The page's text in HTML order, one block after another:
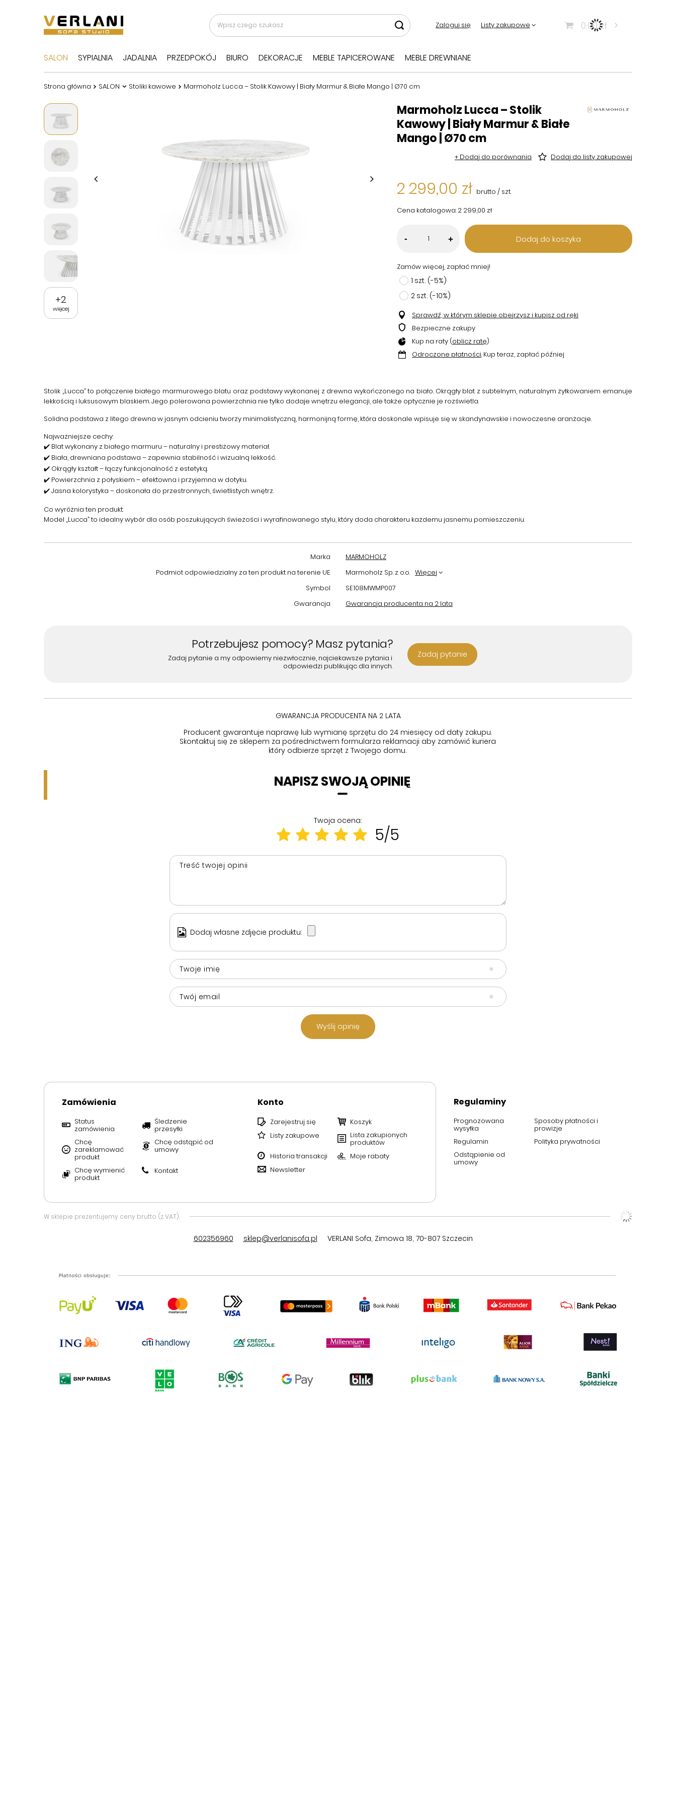
Zaloguj się Listy zakupowe 0,00 zł
SALON SYPIALNIA JADALNIA PRZEDPOKÓJ BIURO DEKORACJE MEBLE TAPICEROWANE MEBLE DREWNIANE
Strona główna SALON Stoliki kawowe Marmoholz Lucca – Stolik Kawowy | Biały Marmur & Białe Mango | Ø70 cm
+2
więcej
Marmoholz Lucca – Stolik
Kawowy | Biały Marmur & Białe
Mango | Ø70 cm
+ Dodaj do porównania Dodaj do listy zakupowej
2 299,00 zł brutto / szt.
Cena katalogowa: 2 299,00 zł
- + Dodaj do koszyka
Zamów więcej, zapłać mniej!
1 szt. (-5%)
2 szt. (-10%)
Sprawdź, w którym sklepie obejrzysz i kupisz od ręki
Bezpieczne zakupy
Kup na raty (oblicz ratę)
Odroczone płatności. Kup teraz, zapłać później
Stolik „Lucca” to połączenie białego marmurowego blatu oraz podstawy wykonanej z drewna wykończonego na biało. Okrągły blat z subtelnym, naturalnym żyłkowaniem emanuje
lekkością i luksusowym blaskiem. Jego polerowana powierzchnia nie tylko dodaje wnętrzu elegancji, ale także optycznie je rozświetla.
Solidna podstawa z litego drewna w jasnym odcieniu tworzy minimalistyczną, harmonijną formę, która doskonale wpisuje się w skandynawskie i nowoczesne aranżacje.
Najważniejsze cechy:
✔️ Blat wykonany z białego marmuru – naturalny i prestiżowy materiał.
✔️ Biała, drewniana podstawa – zapewnia stabilność i wizualną lekkość.
✔️ Okrągły kształt – łączy funkcjonalność z estetyką.
✔️ Powierzchnia z połyskiem – efektowna i przyjemna w dotyku.
✔️ Jasna kolorystyka – doskonała do przestronnych, świetlistych wnętrz.
Co wyróżnia ten produkt:
Model „Lucca” to idealny wybór dla osób poszukujących świeżości i wyrafinowanego stylu, który doda charakteru każdemu jasnemu pomieszczeniu.
Marka
MARMOHOLZ
Podmiot odpowiedzialny za ten produkt na terenie UE
Marmoholz Sp. z o.o. Więcej
Symbol
SE108MWMP007
Gwarancja
Gwarancja producenta na 2 lata
Potrzebujesz pomocy? Masz pytania?
Zadaj pytanie a my odpowiemy niezwłocznie, najciekawsze pytania i
odpowiedzi publikując dla innych.
Zadaj pytanie
GWARANCJA PRODUCENTA NA 2 LATA
Producent gwarantuje naprawę lub wymianę sprzętu do 24 miesięcy od daty zakupu.
Skontaktuj się ze sklepem za pośrednictwem formularza reklamacji aby zamówić kuriera
który odbierze sprzęt z Twojego domu.
NAPISZ SWOJĄ OPINIĘ
Twoja ocena:
5/5
Treść twojej opinii
Dodaj własne zdjęcie produktu:
Twoje imię
Twój email
Wyślij opinię
Zamówienia
Status
zamówienia
Śledzenie
przesyłki
Chcę
zareklamować
produkt
Chcę odstąpić od
umowy
Chcę wymienić
produkt
Kontakt
Konto
Zarejestruj się
Koszyk
Listy zakupowe
Lista zakupionych
produktów
Historia transakcji
Moje rabaty
Newsletter
Regulaminy
Prognozowana
wysyłka
Sposoby płatności i
prowizje
Regulamin
Polityka prywatności
Odstąpienie od
umowy
W sklepie prezentujemy ceny brutto (z VAT).
602356960 sklep@verlanisofa.pl VERLANI Sofa, Zimowa 18, 70-807Szczecin